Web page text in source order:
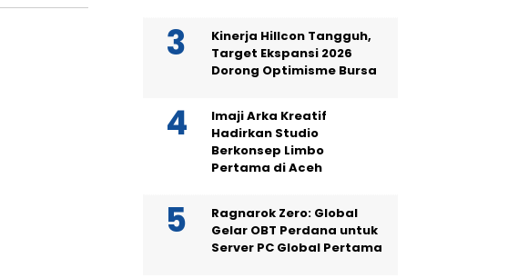
Kinerja Hillcon Tangguh,
Target Ekspansi 2026
Dorong Optimisme Bursa
Imaji Arka Kreatif
Hadirkan Studio
Berkonsep Limbo
Pertama di Aceh
Ragnarok Zero: Global
Gelar OBT Perdana untuk
Server PC Global Pertama